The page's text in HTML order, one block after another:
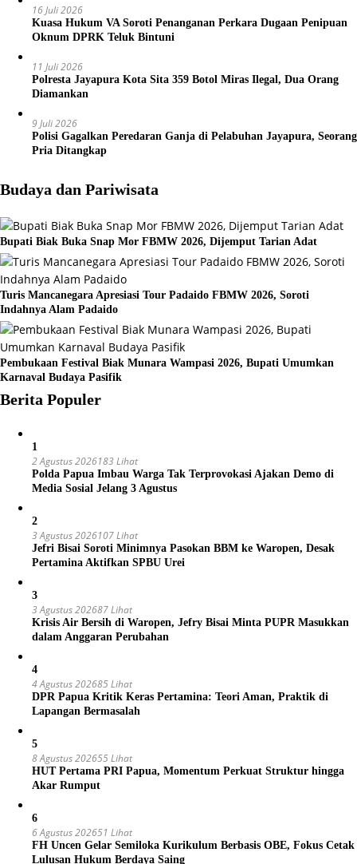
16 Juli 2026
Kuasa Hukum VA Soroti Penanganan Perkara Dugaan Penipuan
Oknum DPRK Teluk Bintuni
11 Juli 2026
Polresta Jayapura Kota Sita 359 Botol Miras Ilegal, Dua Orang
Diamankan
9 Juli 2026
Polisi Gagalkan Peredaran Ganja di Pelabuhan Jayapura, Seorang
Pria Ditangkap
Budaya dan Pariwisata
Bupati Biak Buka Snap Mor FBMW 2026, Dijemput Tarian Adat
Turis Mancanegara Apresiasi Tour Padaido FBMW 2026, Soroti
Indahnya Alam Padaido
Pembukaan Festival Biak Munara Wampasi 2026, Bupati Umumkan
Karnaval Budaya Pasifik
Berita Populer
1
2 Agustus 2026183 Lihat
Polda Papua Imbau Warga Tak Terprovokasi Ajakan Demo di
Media Sosial Jelang 3 Agustus
2
3 Agustus 2026107 Lihat
Jefri Bisai Soroti Minimnya Pasokan BBM ke Waropen, Desak
Pertamina Aktifkan SPBU Urei
3
3 Agustus 202687 Lihat
Krisis Air Bersih di Waropen, Jefry Bisai Minta PUPR Masukkan
dalam Anggaran Perubahan
4
4 Agustus 202685 Lihat
DPR Papua Kritik Keras Pertamina: Teori Aman, Praktik di
Lapangan Bermasalah
5
8 Agustus 202655 Lihat
HUT Pertama PRI Papua, Momentum Perkuat Struktur hingga
Akar Rumput
6
6 Agustus 202651 Lihat
FH Uncen Gelar Semiloka Kurikulum Berbasis OBE, Fokus Cetak
Lulusan Hukum Berdaya Saing